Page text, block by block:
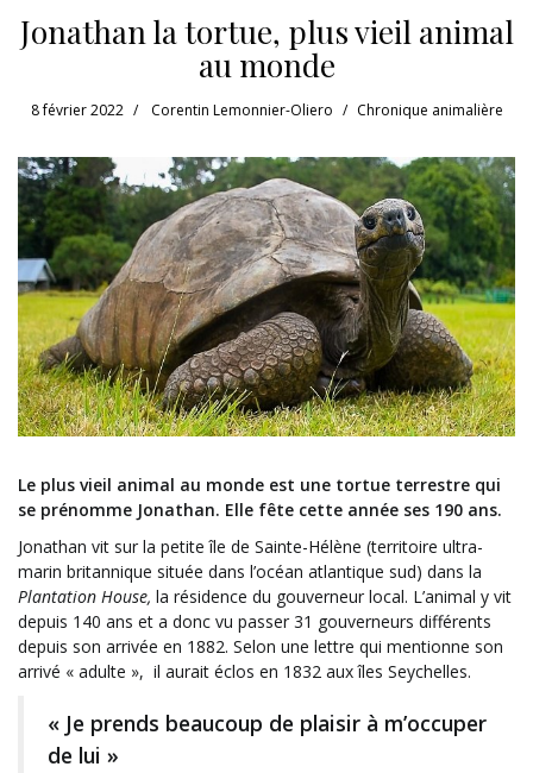
Jonathan la tortue, plus vieil animal
au monde
8 février 2022 Corentin Lemonnier-Oliero Chronique animalière
Le plus vieil animal au monde est une tortue terrestre qui
se prénomme Jonathan. Elle fête cette année ses 190 ans.
Jonathan vit sur la petite île de Sainte-Hélène (territoire ultra-
marin britannique située dans l’océan atlantique sud) dans la
Plantation House, la résidence du gouverneur local. L’animal y vit
depuis 140 ans et a donc vu passer 31 gouverneurs différents
depuis son arrivée en 1882. Selon une lettre qui mentionne son
arrivé « adulte », il aurait éclos en 1832 aux îles Seychelles.
« Je prends beaucoup de plaisir à m’occuper
de lui »